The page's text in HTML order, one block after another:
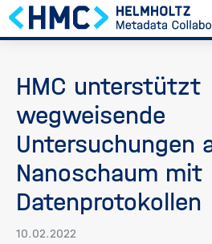
HMC unterstützt
wegweisende
Untersuchungen
Nanoschaum mit
Datenprotokollen
10.02.2022